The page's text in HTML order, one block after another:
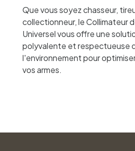
Que vous soyez chasseur,
collectionneur, le Collimateur
Universel vous offre une
polyvalente et respectueuse
l'environnement pour
vos armes.